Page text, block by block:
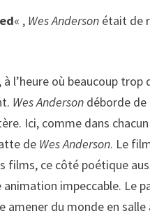
« , Wes Anderson était de
l’heure où beaucoup
Wes Anderson déborde
Ici, comme dans
de Wes Anderson. Le
films, ce côté poétique
impeccable. Le
du monde en